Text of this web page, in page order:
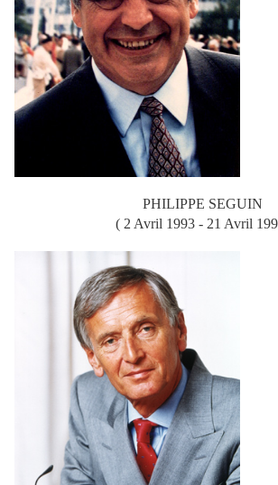
PHILIPPE SEGUIN
( 2 Avril 1993 - 21 Avril